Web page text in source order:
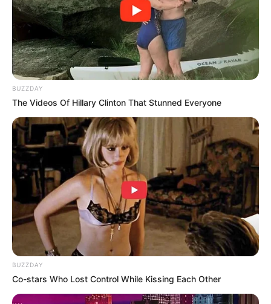
BUZZDAY
The Videos Of Hillary Clinton That Stunned Everyone
BUZZDAY
Co-stars Who Lost Control While Kissing Each Other